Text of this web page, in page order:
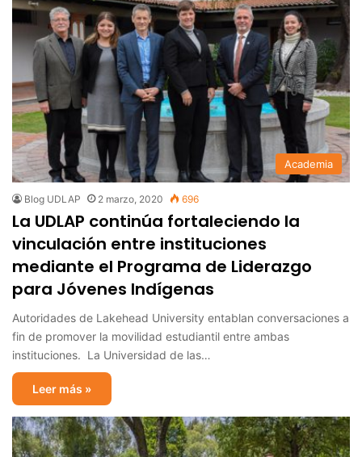
Academia
Blog UDLAP 2 marzo, 2020 696
La UDLAP continúa fortaleciendo la
vinculación entre instituciones
mediante el Programa de Liderazgo
para Jóvenes Indígenas
Autoridades de Lakehead University entablan conversaciones a
fin de promover la movilidad estudiantil entre ambas
instituciones. La Universidad de las…
Leer más »